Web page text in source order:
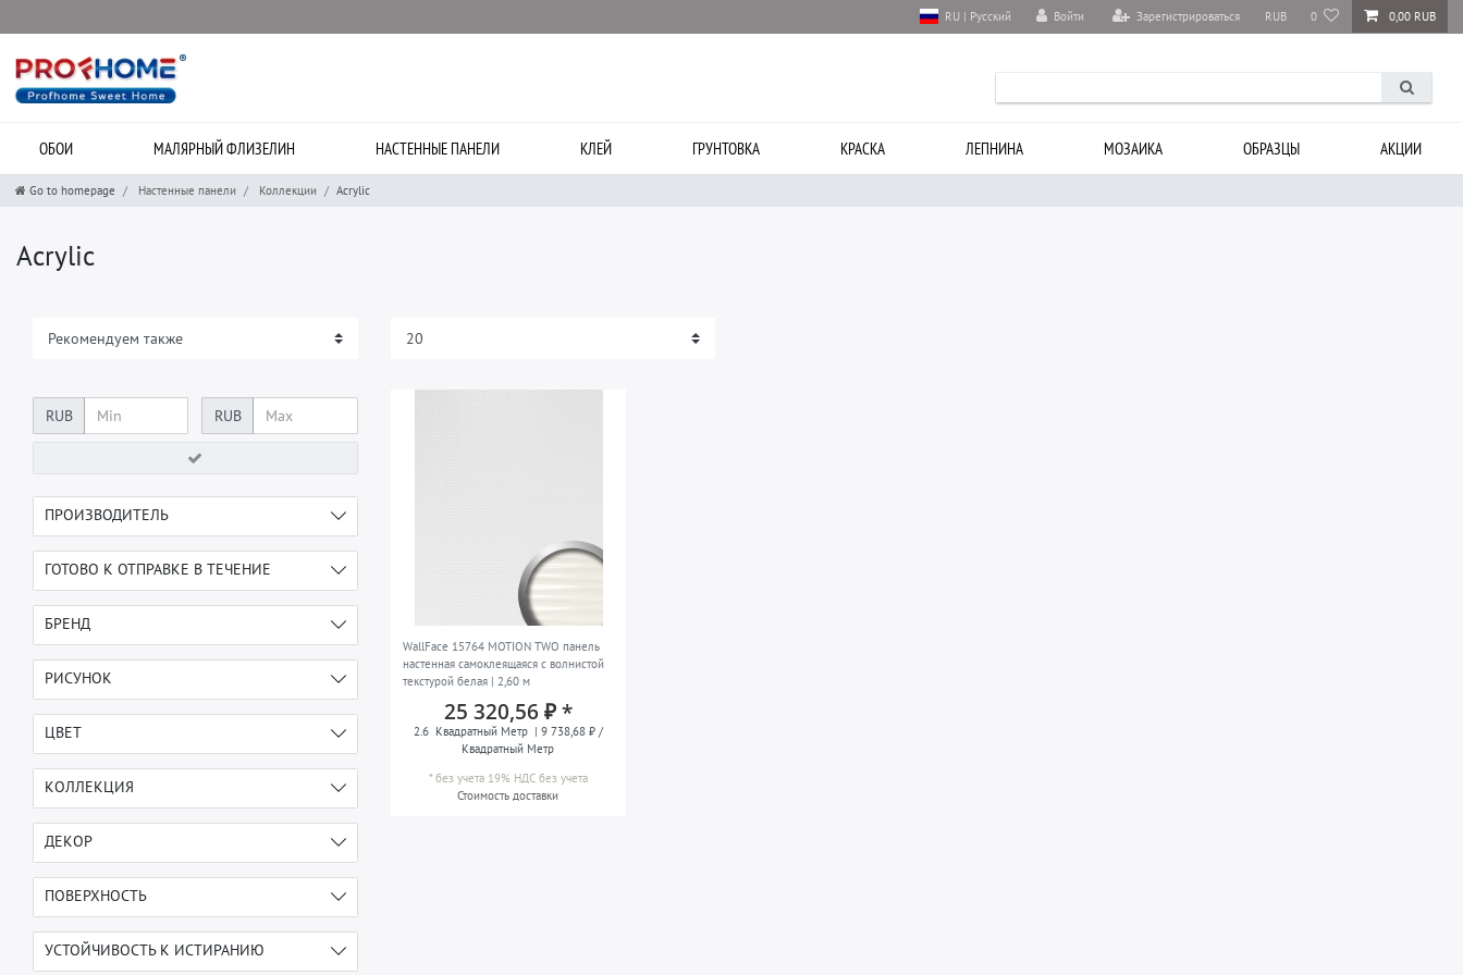
Войти Зарегистрироваться RUB 0 0,00 RUB
RU | Русский
ОБОИ МАЛЯРНЫЙ ФЛИЗЕЛИН НАСТЕННЫЕ ПАНЕЛИ КЛЕЙ ГРУНТОВКА КРАСКА ЛЕПНИНА МОЗАИКА ОБРАЗЦЫ АКЦИИ
Go to homepage Настенные панели Коллекции Acrylic
Acrylic
RUB RUB
ПРОИЗВОДИТЕЛЬ
e-DELUX
ГОТОВО К ОТПРАВКЕ В ТЕЧЕНИЕ
17 дней после оплаты
БРЕНД
Wallface
РИСУНОК
высокоглянцевая поверхность
ЦВЕТ
белый
КОЛЛЕКЦИЯ
ACRYLIC
ДЕКОР
высокоглянцевый
ПОВЕРХНОСТЬ
рифленая
УСТОЙЧИВОСТЬ К ИСТИРАНИЮ
WallFace 15764 MOTION TWO панель
настенная самоклеящаяся с волнистой
текстурой белая | 2,60 м
25 320,56 ₽ *
2.6 Квадратный Метр | 9 738,68 ₽ /
Квадратный Метр
*без учета 19% НДСбез учета
Стоимость доставки